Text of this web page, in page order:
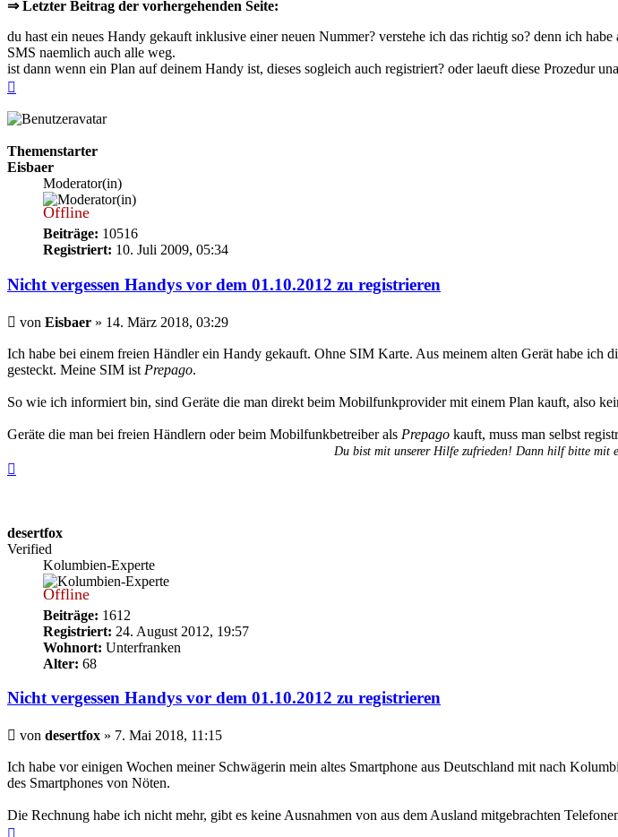
⇒ Letzter Beitrag der vorhergehenden Seite:
du hast ein neues Handy gekauft inklusive einer neuen Nummer? verstehe ich das richtig so? denn ich
SMS naemlich auch alle weg.
ist dann wenn ein Plan auf deinem Handy ist, dieses sogleich auch registriert? oder laeuft diese Prozedur
Themenstarter
Eisbaer
Moderator(in)
Offline
Beiträge: 10516
Registriert: 10. Juli 2009, 05:34
Nicht vergessen Handys vor dem 01.10.2012 zu registrieren
Beitrag
von Eisbaer » 14. März 2018, 03:29
Ich habe bei einem freien Händler ein Handy gekauft. Ohne SIM Karte. Aus meinem alten Gerät habe ich
gesteckt. Meine SIM ist Prepago.
So wie ich informiert bin, sind Geräte die man direkt beim Mobilfunkprovider mit einem Plan kauft, also
Geräte die man bei freien Händlern oder beim Mobilfunkbetreiber als Prepago kauft, muss man selbst
Du bist mit unserer Hilfe zufrieden! Dann hilf bitte mit
desertfox
Verified
Kolumbien-Experte
Offline
Beiträge: 1612
Registriert: 24. August 2012, 19:57
Wohnort: Unterfranken
Alter: 68
Nicht vergessen Handys vor dem 01.10.2012 zu registrieren
Beitrag
von desertfox » 7. Mai 2018, 11:15
Ich habe vor einigen Wochen meiner Schwägerin mein altes Smartphone aus Deutschland mit nach
des Smartphones von Nöten.
Die Rechnung habe ich nicht mehr, gibt es keine Ausnahmen von aus dem Ausland mitgebrachten